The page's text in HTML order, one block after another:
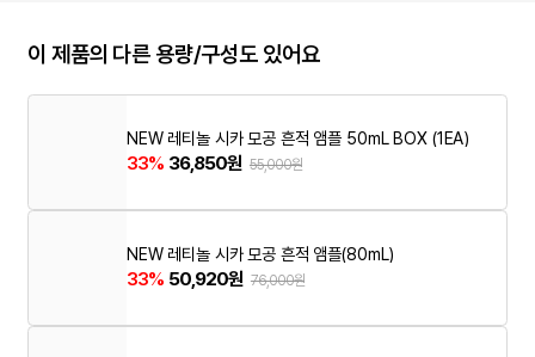
이 제품의 다른 용량/구성도 있어요
NEW 레티놀 시카 모공 흔적 앰플 50mL BOX (1EA)
33% 36,850원 55,000원
NEW 레티놀 시카 모공 흔적 앰플(80mL)
33% 50,920원 76,000원